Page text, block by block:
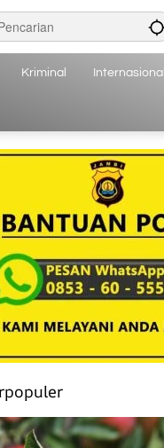
Kriminal Internasional